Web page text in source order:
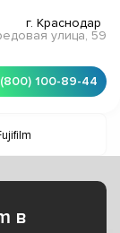
г. Краснодар
улица, 59
100-89-44
в